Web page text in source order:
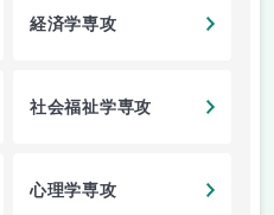
経済学専攻
社会福祉学専攻
心理学専攻